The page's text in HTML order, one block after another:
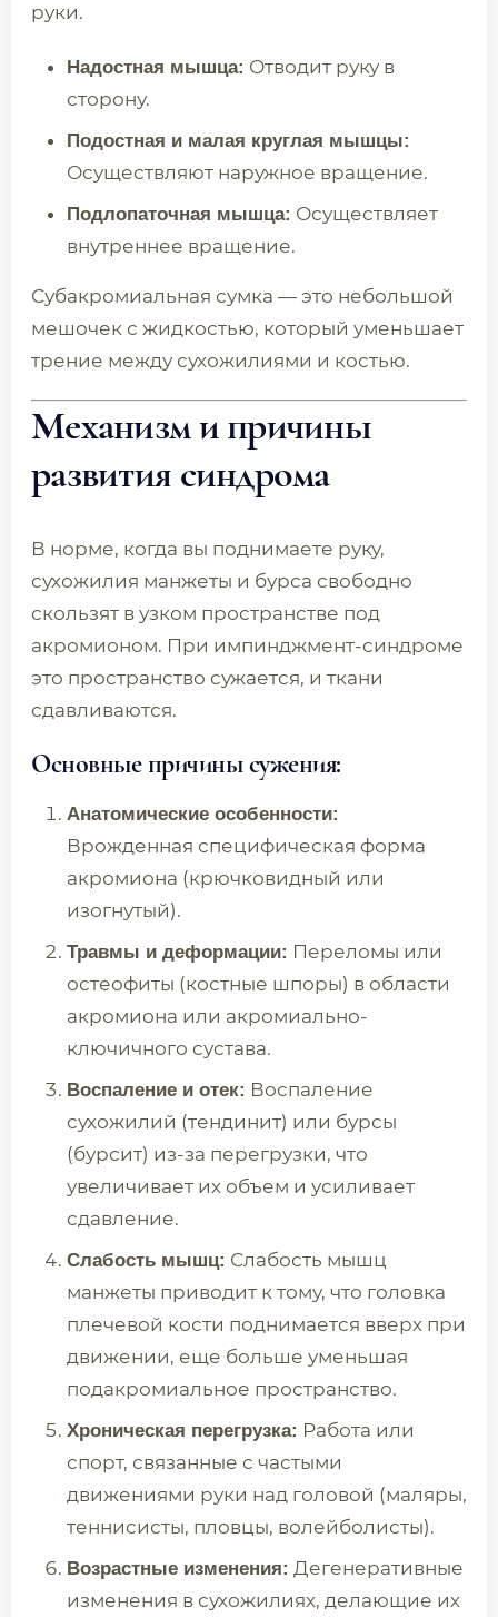
руки.
Надостная мышца: Отводит руку в
сторону.
Подостная и малая круглая мышцы:
Осуществляют наружное вращение.
Подлопаточная мышца: Осуществляет
внутреннее вращение.
Субакромиальная сумка — это небольшой
мешочек с жидкостью, который уменьшает
трение между сухожилиями и костью.
Механизм и причины
развития синдрома
В норме, когда вы поднимаете руку,
сухожилия манжеты и бурса свободно
скользят в узком пространстве под
акромионом. При импинджмент-синдроме
это пространство сужается, и ткани
сдавливаются.
Основные причины сужения:
Анатомические особенности:
Врожденная специфическая форма
акромиона (крючковидный или
изогнутый).
Травмы и деформации: Переломы или
остеофиты (костные шпоры) в области
акромиона или акромиально-
ключичного сустава.
Воспаление и отек: Воспаление
сухожилий (тендинит) или бурсы
(бурсит) из-за перегрузки, что
увеличивает их объем и усиливает
сдавление.
Слабость мышц: Слабость мышц
манжеты приводит к тому, что головка
плечевой кости поднимается вверх при
движении, еще больше уменьшая
подакромиальное пространство.
Хроническая перегрузка: Работа или
спорт, связанные с частыми
движениями руки над головой (маляры,
теннисисты, пловцы, волейболисты).
Возрастные изменения: Дегенеративные
изменения в сухожилиях, делающие их